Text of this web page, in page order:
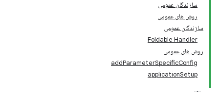
سازندگان عمومی
روش های عمومی
سازندگان عمومی
Foldable Handler
روش های عمومی
addParameterSpecificConfig
applicationSetup